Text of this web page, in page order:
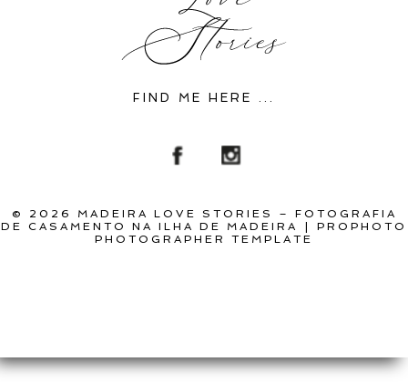
FIND ME HERE ...
© 2026 MADEIRA LOVE STORIES – FOTOGRAFIA
DE CASAMENTO NA ILHA DE MADEIRA
PROPHOTO
PHOTOGRAPHER TEMPLATE